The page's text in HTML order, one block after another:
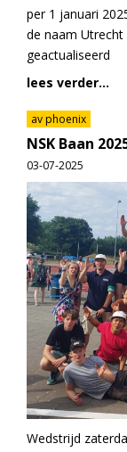
per 1 januari
de naam
geactualiseerd
lees verder...
av phoenix
NSK Baan
03-07-2025
Wedstrijd